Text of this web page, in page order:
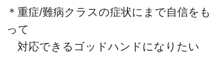
＊重症/難病クラスの症状にまで自信をも
って
対応できるゴッドハンドになりたい